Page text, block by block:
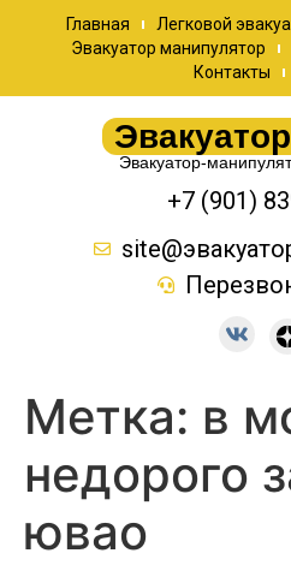
Главная Легковой
Эвакуатор манипулятор
Контакты
Эвакуатор-
+7 (901)
Метка: в
недорого
ювао